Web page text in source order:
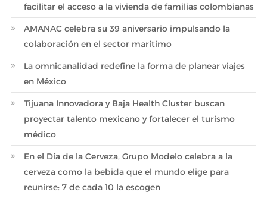
facilitar el acceso a la vivienda de familias colombianas
AMANAC celebra su 39 aniversario impulsando la
colaboración en el sector marítimo
La omnicanalidad redefine la forma de planear viajes
en México
Tijuana Innovadora y Baja Health Cluster buscan
proyectar talento mexicano y fortalecer el turismo
médico
En el Día de la Cerveza, Grupo Modelo celebra a la
cerveza como la bebida que el mundo elige para
reunirse: 7 de cada 10 la escogen